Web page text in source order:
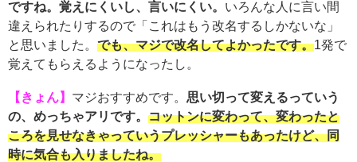
ですね。覚えにくいし、言いにくい。 いろんな人に言い間
違えられたりするので「これはもう改名するしかないな」
と思いました。 でも、マジで改名してよかったです。1発で
覚えてもらえるようになったし。
【きょん】 マジおすすめです。 思い切って変えるっていう
の、めっちゃアリです。 コットンに変わって、変わったと
ころを見せなきゃっていうプレッシャーもあったけど、同
時に気合も入りましたね。